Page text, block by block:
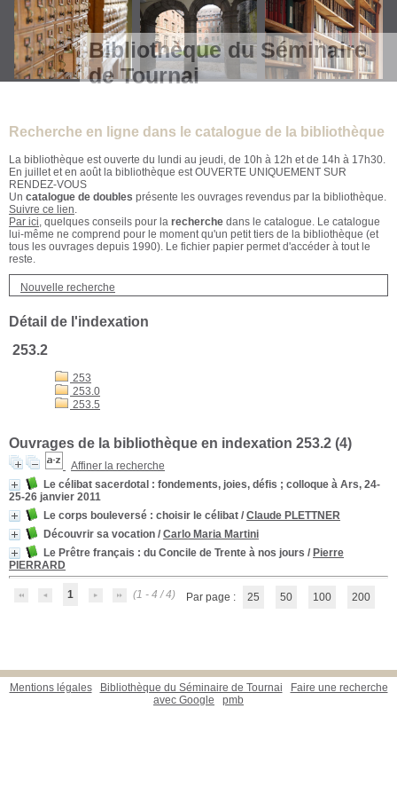
Bibliothèque du Séminaire
de Tournai
Recherche en ligne dans le catalogue de la bibliothèque
La bibliothèque est ouverte du lundi au jeudi, de 10h à 12h et de 14h à 17h30.
En juillet et en août la bibliothèque est OUVERTE UNIQUEMENT SUR
RENDEZ-VOUS
Un catalogue de doubles présente les ouvrages revendus par la bibliothèque.
Suivre ce lien.
Par ici, quelques conseils pour la recherche dans le catalogue. Le catalogue
lui-même ne comprend pour le moment qu'un petit tiers de la bibliothèque (et
tous les ouvrages depuis 1990). Le fichier papier permet d'accéder à tout le
reste.
Nouvelle recherche
Détail de l'indexation
253.2
253
253.0
253.5
Ouvrages de la bibliothèque en indexation 253.2 (4)
Affiner la recherche
Le célibat sacerdotal : fondements, joies, défis ; colloque à Ars, 24-
25-26 janvier 2011
Le corps bouleversé : choisir le célibat / Claude PLETTNER
Découvrir sa vocation / Carlo Maria Martini
Le Prêtre français : du Concile de Trente à nos jours / Pierre
PIERRARD
1 (1 - 4 / 4) Par page : 25 50 100 200
Mentions légales Bibliothèque du Séminaire de Tournai
Faire une recherche
avec Google
pmb